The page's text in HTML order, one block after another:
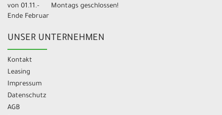
von 01.11.-
Ende Februar
Montags geschlossen!
UNSER UNTERNEHMEN
Kontakt
Leasing
Impressum
Datenschutz
AGB